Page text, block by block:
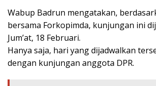
Wabup Badrun mengatakan,
bersama Forkopimda, kunjungan ini
Jum’at, 18 Februari.
Hanya saja, hari yang dijadwalkan
dengan kunjungan anggota DPR.